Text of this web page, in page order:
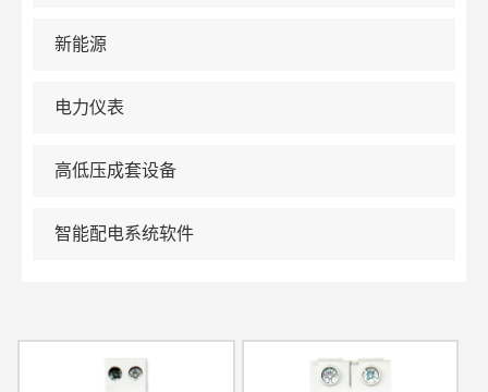
新能源
电力仪表
高低压成套设备
智能配电系统软件